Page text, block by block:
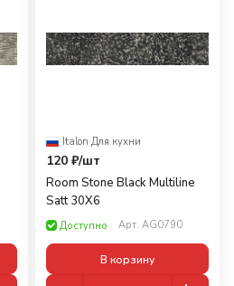
Italon·Для кухни
120 ₽/шт
Room Stone Black Multiline
Satt 30X6
Доступно Арт. AG0790
В корзину